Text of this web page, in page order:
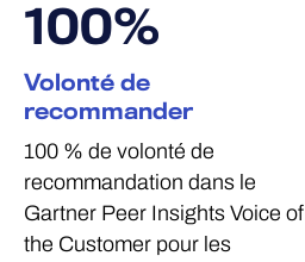
100%
Volonté de
recommander
100 % de volonté de
recommandation dans le
Gartner Peer Insights Voice of
the Customer pour les